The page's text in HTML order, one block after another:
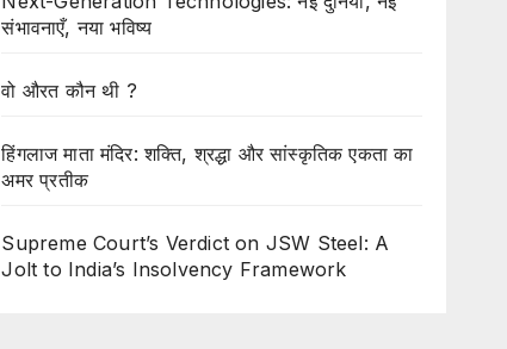
संभावनाएँ, नया भविष्य
वो औरत कौन थी ?
हिंगलाज माता मंदिर: शक्ति, श्रद्धा और सांस्कृतिक एकता का
अमर प्रतीक
Supreme Court’s Verdict on JSW Steel: A
Jolt to India’s Insolvency Framework